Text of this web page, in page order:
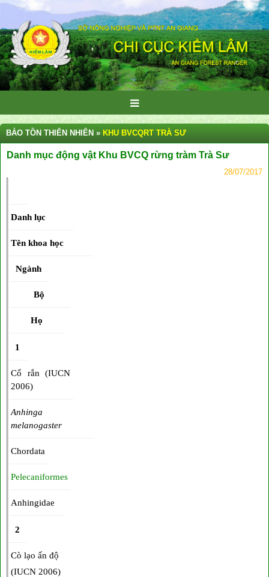
BẢO TỒN THIÊN NHIÊN » KHU BVCQRT TRÀ SƯ
Danh mục động vật Khu BVCQ rừng tràm Trà Sư
28/07/2017
Danh lục
Tên khoa học
Ngành
Bộ
Họ
1
Cổ rắn (IUCN
2006)
Anhinga
melanogaster
Chordata
Pelecaniformes
Anhingidae
2
Cò lạo ấn độ
(IUCN 2006)